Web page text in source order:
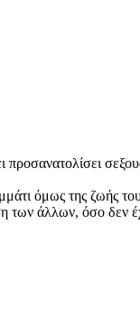
όμως της ζωής
άλλων, όσο δεν